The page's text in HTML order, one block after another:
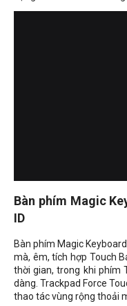
Bàn phím Magic
ID
Bàn phím Magic
mà, êm, tích hợp Touch
thời gian, trong khi phím
dàng. Trackpad Force
thao tác vùng rộng thoải